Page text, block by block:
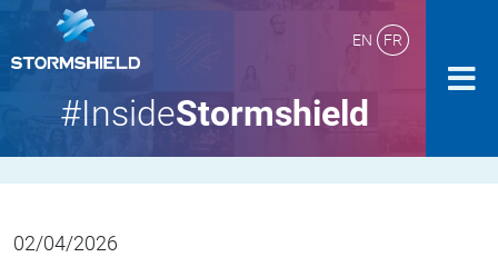
EN FR
#InsideStormshield
02/04/2026